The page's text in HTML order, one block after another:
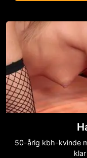
50-årig kbh-kvinde